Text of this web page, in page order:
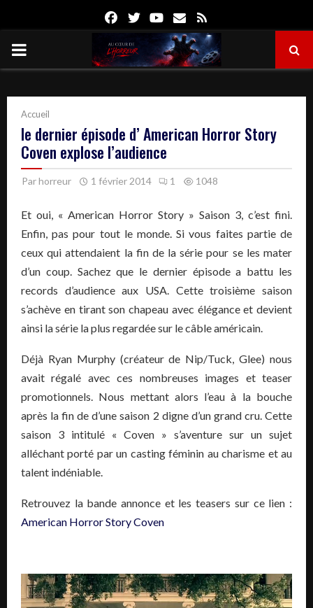
FacebookTwitterYoutube
Email
PRIMARY
Accueil
le dernier épisode d’ American Horror Story
Coven explose l’audience
Parhorreur 1 février 2014 1 1048
Et oui, « American Horror Story » Saison 3, c’est fini.
Enfin, pas pour tout le monde. Si vous faites partie de
ceux qui attendaient la fin de la série pour se les mater
d’un coup. Sachez que le dernier épisode a battu les
records d’audience aux USA. Cette troisième saison
s’achève en tirant son chapeau avec élégance et devient
ainsi la série la plus regardée sur le câble américain.
Déjà Ryan Murphy (créateur de Nip/Tuck, Glee) nous
avait régalé avec ces nombreuses images et teaser
promotionnels. Nous mettant alors l’eau à la bouche
après la fin de d’une saison 2 digne d’un grand cru. Cette
saison 3 intitulé « Coven » s’aventure sur un sujet
alléchant porté par un casting féminin au charisme et au
talent indéniable.
Retrouvez la bande annonce et les teasers sur ce lien :
American Horror Story Coven